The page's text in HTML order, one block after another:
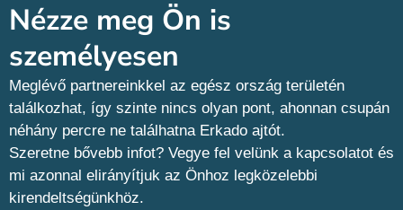
Nézze meg Ön is
személyesen​
Meglévő partnereinkkel az egész ország területén
találkozhat, így szinte nincs olyan pont, ahonnan csupán
néhány percre ne találhatna Erkado ajtót.
Szeretne bővebb infot? Vegye fel velünk a kapcsolatot és
mi azonnal elirányítjuk az Önhoz legközelebbi
kirendeltségünkhöz.